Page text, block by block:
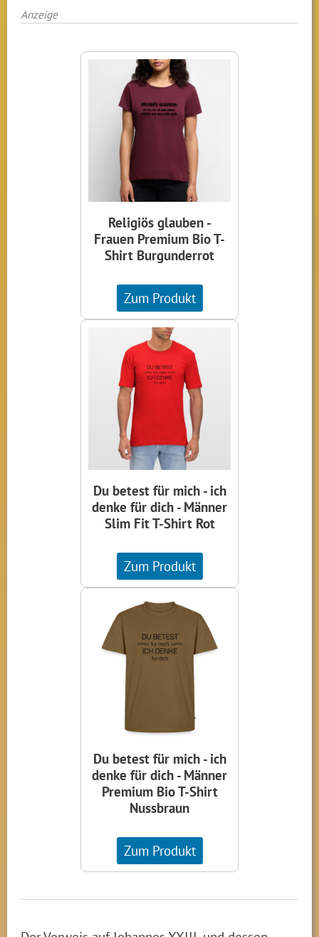
Anzeige
Religiös glauben -
Frauen Premium Bio T-
Shirt Burgunderrot
Zum Produkt
Du betest für mich - ich
denke für dich - Männer
Slim Fit T-Shirt Rot
Zum Produkt
Du betest für mich - ich
denke für dich - Männer
Premium Bio T-Shirt
Nussbraun
Zum Produkt